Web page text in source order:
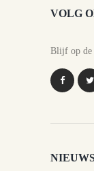
VOLG
Blijf op de